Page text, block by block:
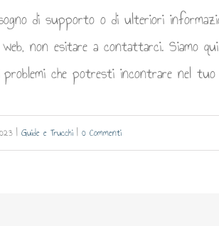
di supporto o di ulteriori
non esitare a contattarci. Siamo
problemi che potresti incontrare nel tuo
| Guide e Trucchi | 0 Commenti